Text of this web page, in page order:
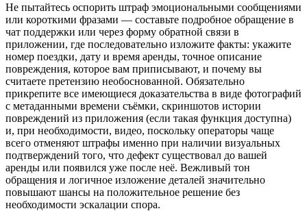
Не пытайтесь оспорить штраф эмоциональными сообщениями
или короткими фразами — составьте подробное обращение в
чат поддержки или через форму обратной связи в
приложении, где последовательно изложите факты: укажите
номер поездки, дату и время аренды, точное описание
повреждения, которое вам приписывают, и почему вы
считаете претензию необоснованной. Обязательно
прикрепите все имеющиеся доказательства в виде фотографий
с метаданными времени съёмки, скриншотов истории
повреждений из приложения (если такая функция доступна)
и, при необходимости, видео, поскольку операторы чаще
всего отменяют штрафы именно при наличии визуальных
подтверждений того, что дефект существовал до вашей
аренды или появился уже после неё. Вежливый тон
обращения и логичное изложение деталей значительно
повышают шансы на положительное решение без
необходимости эскалации спора.